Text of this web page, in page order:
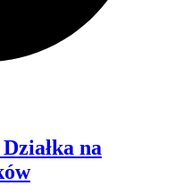
Działka na